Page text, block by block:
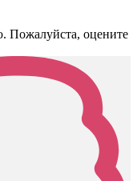
Пожалуйста, оцените